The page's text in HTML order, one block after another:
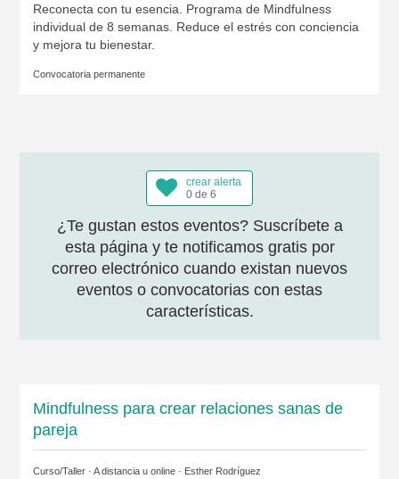
Reconecta con tu esencia. Programa de Mindfulness
individual de 8 semanas. Reduce el estrés con conciencia
y mejora tu bienestar.
Convocatoria permanente
crear alerta
0 de 6
¿Te gustan estos eventos? Suscríbete a
esta página y te notificamos gratis por
correo electrónico cuando existan nuevos
eventos o convocatorias con estas
características.
Mindfulness para crear relaciones sanas de
pareja
Curso/Taller · A distancia u online · Esther Rodríguez